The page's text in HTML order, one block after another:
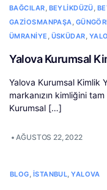
BAĞCILAR, BEYLIKDÜZÜ,
GAZIOSMANPAŞA,
ÜMRANIYE , ÜSKÜDAR,
Yalova Kurumsal
Yalova Kurumsal Kimlik
markanızın kimliğini
Kurumsal […]
•AĞUSTOS 22, 2022
BLOG, İSTANBUL,YALOVA